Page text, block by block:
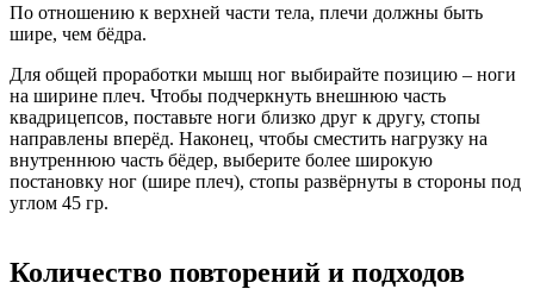
По отношению к верхней части тела, плечи должны быть
шире, чем бёдра.
Для общей проработки мышц ног выбирайте позицию – ноги
на ширине плеч. Чтобы подчеркнуть внешнюю часть
квадрицепсов, поставьте ноги близко друг к другу, стопы
направлены вперёд. Наконец, чтобы сместить нагрузку на
внутреннюю часть бёдер, выберите более широкую
постановку ног (шире плеч), стопы развёрнуты в стороны под
углом 45 гр.
Количество повторений и подходов